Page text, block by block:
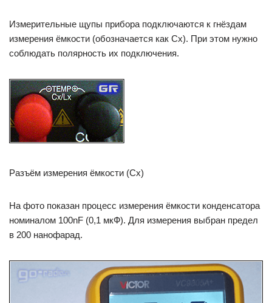
Измерительные щупы прибора подключаются к гнёздам
измерения ёмкости (обозначается как Cx). При этом нужно
соблюдать полярность их подключения.
Разъём измерения ёмкости (Сх)
На фото показан процесс измерения ёмкости конденсатора
номиналом 100nF (0,1 мкФ). Для измерения выбран предел
в 200 нанофарад.